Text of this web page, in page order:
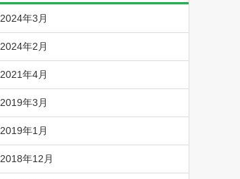
2024年3月
2024年2月
2021年4月
2019年3月
2019年1月
2018年12月